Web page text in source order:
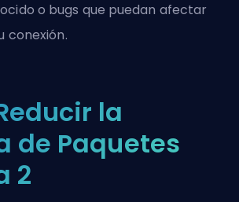
o bugs que puedan afectar
conexión.
la
de Paquetes
2